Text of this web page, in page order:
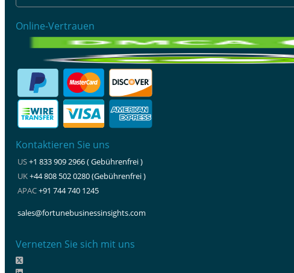
Online-Vertrauen
Kontaktieren Sie uns
US+1 833 909 2966 ( Gebührenfrei )
UK+44 808 502 0280 (Gebührenfrei )
APAC+91 744 740 1245
sales@fortunebusinessinsights.com
Vernetzen Sie sich mit uns